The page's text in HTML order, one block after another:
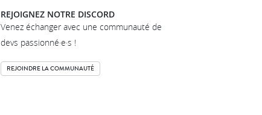
REJOIGNEZ NOTRE DISCORD
Venez échanger avec une communauté de
devs passionné·e·s !
REJOINDRE LA COMMUNAUTÉ